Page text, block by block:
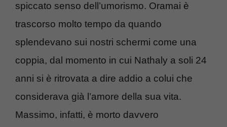
spiccato senso dell’umorismo. Oramai è
trascorso molto tempo da quando
splendevano sui nostri schermi come una
coppia, dal momento in cui Nathaly a soli 24
anni si è ritrovata a dire addio a colui che
considerava già l’amore della sua vita.
Massimo, infatti, è morto davvero